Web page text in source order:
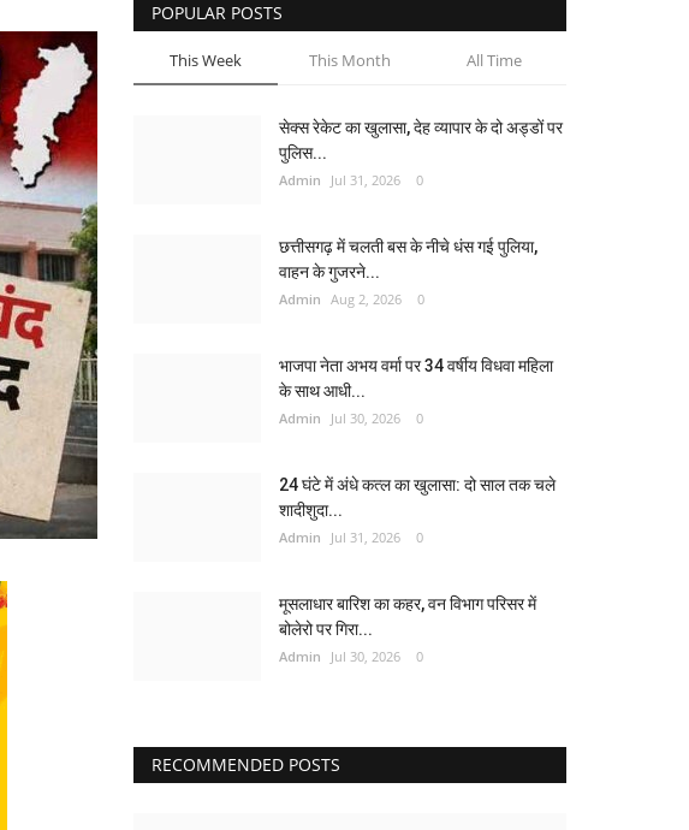
POPULAR POSTS
This Week This Month All Time
सेक्स रेकेट का खुलासा, देह व्यापार के दो अड्डों पर
पुलिस...
Admin Jul 31, 2026 0
छत्तीसगढ़ में चलती बस के नीचे धंस गई पुलिया,
वाहन के गुजरने...
Admin Aug 2, 2026 0
भाजपा नेता अभय वर्मा पर 34 वर्षीय विधवा महिला
के साथ आधी...
Admin Jul 30, 2026 0
24 घंटे में अंधे कत्ल का खुलासा: दो साल तक चले
शादीशुदा...
Admin Jul 31, 2026 0
मूसलाधार बारिश का कहर, वन विभाग परिसर में
बोलेरो पर गिरा...
Admin Jul 30, 2026 0
RECOMMENDED POSTS